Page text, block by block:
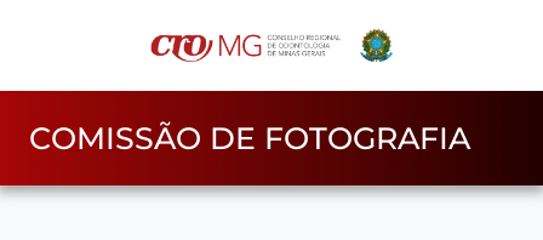
COMISSÃO DE FOTOGRAFIA